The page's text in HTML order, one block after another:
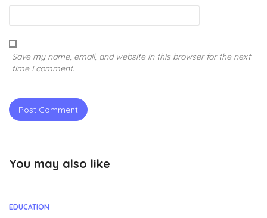
Save my name, email, and website in this browser for the next
time I comment.
You may also like
EDUCATION